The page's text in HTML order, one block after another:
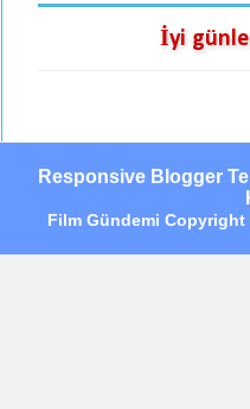
İyi
Responsive Blogger
Film Gündemi Copyright